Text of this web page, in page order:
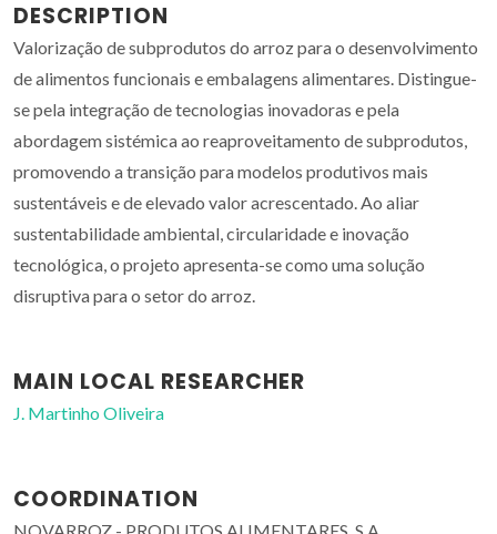
DESCRIPTION
Valorização de subprodutos do arroz para o desenvolvimento
de alimentos funcionais e embalagens alimentares. Distingue-
se pela integração de tecnologias inovadoras e pela
abordagem sistémica ao reaproveitamento de subprodutos,
promovendo a transição para modelos produtivos mais
sustentáveis e de elevado valor acrescentado. Ao aliar
sustentabilidade ambiental, circularidade e inovação
tecnológica, o projeto apresenta-se como uma solução
disruptiva para o setor do arroz.
MAIN LOCAL RESEARCHER
J. Martinho Oliveira
COORDINATION